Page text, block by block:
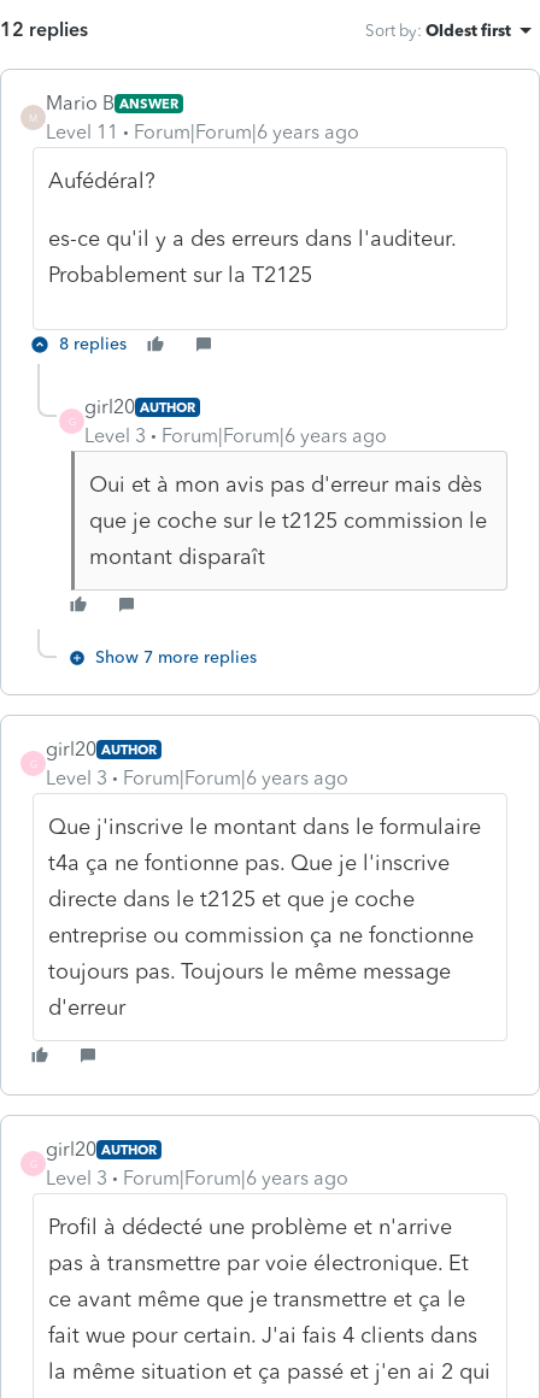
12 replies Sort by: Oldest first
M
Mario B ANSWER
Level 11 Forum|Forum|6 years ago
Aufédéral?
es-ce qu'il y a des erreurs dans l'auditeur.
Probablement sur la T2125
8 replies
G
girl20 AUTHOR
Level 3 Forum|Forum|6 years ago
Oui et à mon avis pas d'erreur mais dès
que je coche sur le t2125 commission le
montant disparaît
Show 7 more replies
G
girl20 AUTHOR
Level 3 Forum|Forum|6 years ago
Que j'inscrive le montant dans le formulaire
t4a ça ne fontionne pas. Que je l'inscrive
directe dans le t2125 et que je coche
entreprise ou commission ça ne fonctionne
toujours pas. Toujours le même message
d'erreur
G
girl20 AUTHOR
Level 3 Forum|Forum|6 years ago
Profil à dédecté une problème et n'arrive
pas à transmettre par voie électronique. Et
ce avant même que je transmettre et ça le
fait wue pour certain. J'ai fais 4 clients dans
la même situation et ça passé et j'en ai 2 qui